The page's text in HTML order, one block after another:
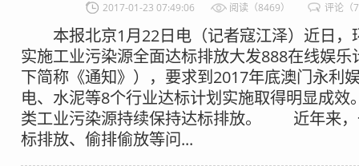
2017-01-23 07:49:06 阅读（8469） 评论（
本报北京1月22日电（记者寇江泽）近日，
实施工业污染源全面达标排放大发888在线娱乐
下简称《通知》），要求到2017年底澳门永利
电、水泥等8个行业达标计划实施取得明显成效
类工业污染源持续保持达标排放。 近年来，
标排放、偷排偷放等问...